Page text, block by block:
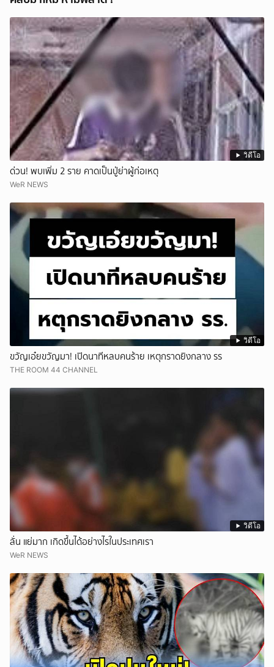
วิดีโอ
ด่วน! พบเพิ่ม 2 ราย คาดเป็นปู่ย่าผู้ก่อเหตุ
WeR NEWS
วิดีโอ
ขวัญเอ๋ยขวัญมา! เปิดนาทีหลบคนร้าย เหตุกราดยิงกลาง รร
THE ROOM 44 CHANNEL
วิดีโอ
ลั่น แย่มาก เกิดขึ้นได้อย่างไรในประเทศเรา
WeR NEWS